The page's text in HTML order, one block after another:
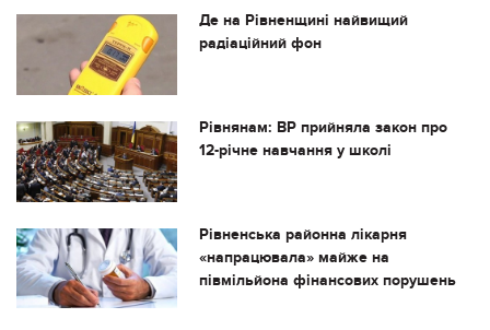
Де на Рівненщині найвищий
радіаційний фон
Рівнянам: ВР прийняла закон про
12-річне навчання у школі
Рівненська районна лікарня
«напрацювала» майже на
півмільйона фінансових порушень